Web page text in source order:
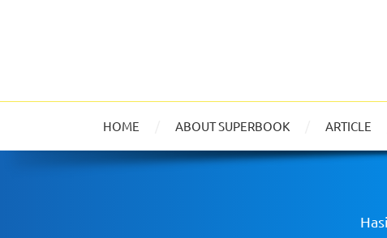
HOME ABOUT SUPERBOOK ARTICLE